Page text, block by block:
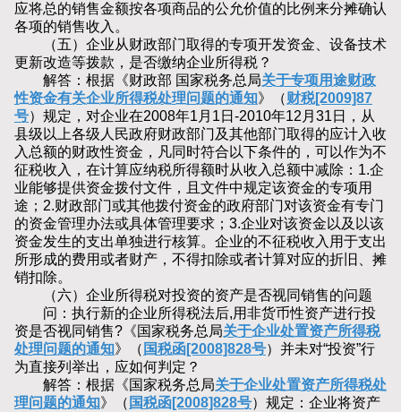
应将总的销售金额按各项商品的公允价值的比例来分摊确认
各项的销售收入。
（五）企业从财政部门取得的专项开发资金、设备技术
更新改造等拨款，是否缴纳企业所得税？
解答：根据《财政部 国家税务总局关于专项用途财政
性资金有关企业所得税处理问题的通知》（财税[2009]87
号）规定，对企业在2008年1月1日-2010年12月31日，从
县级以上各级人民政府财政部门及其他部门取得的应计入收
入总额的财政性资金，凡同时符合以下条件的，可以作为不
征税收入，在计算应纳税所得额时从收入总额中减除：1.企
业能够提供资金拨付文件，且文件中规定该资金的专项用
途；2.财政部门或其他拨付资金的政府部门对该资金有专门
的资金管理办法或具体管理要求；3.企业对该资金以及以该
资金发生的支出单独进行核算。企业的不征税收入用于支出
所形成的费用或者财产，不得扣除或者计算对应的折旧、摊
销扣除。
（六）企业所得税对投资的资产是否视同销售的问题
问：执行新的企业所得税法后,用非货币性资产进行投
资是否视同销售?《国家税务总局关于企业处置资产所得税
处理问题的通知》（ 国税函[2008]828号）并未对“投资”行
为直接列举出，应如何判定？
解答：根据《国家税务总局关于企业处置资产所得税处
理问题的通知》（ 国税函[2008]828号）规定：企业将资产